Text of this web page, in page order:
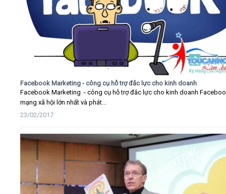
Facebook Marketing - công cụ hỗ trợ đắc lực cho kinh doanh
Facebook Marketing - công cụ hỗ trợ đắc lực cho kinh doanh
mạng xã hội lớn nhất và phát...
23/02/2017